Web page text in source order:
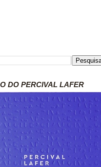
DO PERCIVAL LAFER